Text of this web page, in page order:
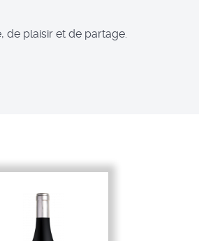
plaisir et de partage.